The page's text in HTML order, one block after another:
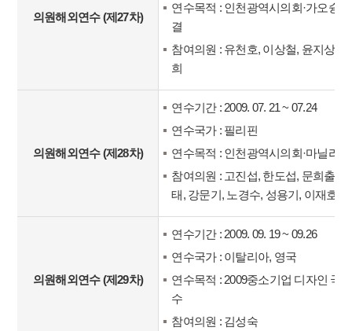
의원해외연수 (제27차)
연수목적 : 인천광역시의회·가오슝
결
참여의원 : 유천호, 이상철, 윤지상,
희
의원해외연수 (제28차)
연수기간 : 2009. 07. 21 ~ 07.24
연수국가 : 필리핀
연수목적 : 인천광역시의회·마닐라
참여의원 : 고진섭, 한도섭, 문희출,
태, 강문기, 노경수, 성용기, 이재호
의원해외연수 (제29차)
연수기간 : 2009. 09. 19 ~ 09.26
연수국가 : 이탈리아, 영국
연수목적 : 2009중소기업 디자인 국
수
참여의원 : 김성숙